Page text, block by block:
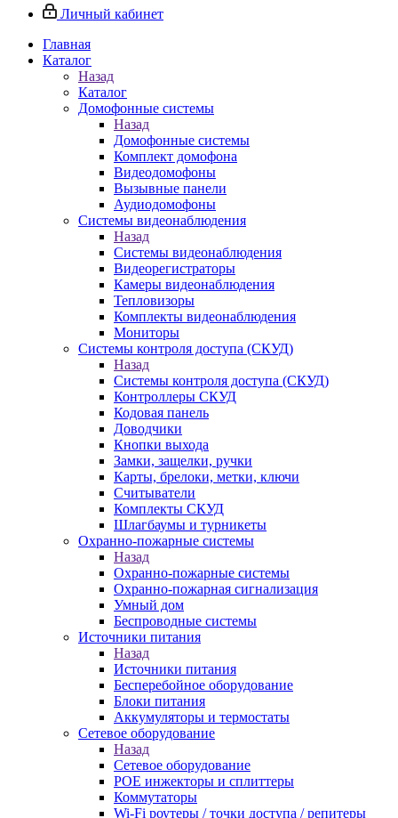
Личный кабинет
Главная
Каталог
Назад
Каталог
Домофонные системы
Назад
Домофонные системы
Комплект домофона
Видеодомофоны
Вызывные панели
Аудиодомофоны
Системы видеонаблюдения
Назад
Системы видеонаблюдения
Видеорегистраторы
Камеры видеонаблюдения
Тепловизоры
Комплекты видеонаблюдения
Мониторы
Системы контроля доступа (СКУД)
Назад
Системы контроля доступа (СКУД)
Контроллеры СКУД
Кодовая панель
Доводчики
Кнопки выхода
Замки, защелки, ручки
Карты, брелоки, метки, ключи
Считыватели
Комплекты СКУД
Шлагбаумы и турникеты
Охранно-пожарные системы
Назад
Охранно-пожарные системы
Охранно-пожарная сигнализация
Умный дом
Беспроводные системы
Источники питания
Назад
Источники питания
Бесперебойное оборудование
Блоки питания
Аккумуляторы и термостаты
Сетевое оборудование
Назад
Сетевое оборудование
POE инжекторы и сплиттеры
Коммутаторы
Wi-Fi роутеры / точки доступа / репитеры